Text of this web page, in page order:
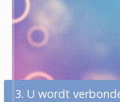
3. U wordt